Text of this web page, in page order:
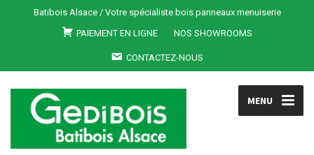
Batibois Alsace / Votre spécialiste bois panneaux menuiserie
PAIEMENT EN LIGNE
NOS SHOWROOMS
CONTACTEZ-NOUS
MENU